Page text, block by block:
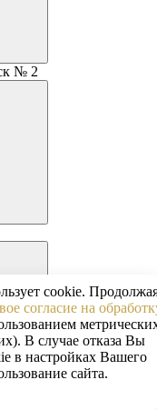
№ 2
cookie.
согласие на
В случае отказа Вы
в настройках Вашего
сайта.